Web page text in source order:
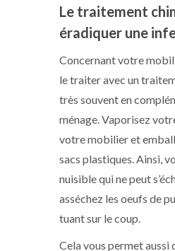
Le traitement
éradiquer une
Concernant votre
le traiter avec un
très souvent en
ménage. Vaporisez
votre mobilier et
sacs plastiques. Ainsi,
nuisible qui ne peut
asséchez les oeufs de
tuant sur le coup.
Cela vous permet aussi